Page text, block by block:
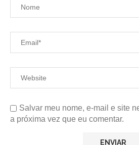
Salvar meu nome, e-mail e site
a próxima vez que eu comentar.